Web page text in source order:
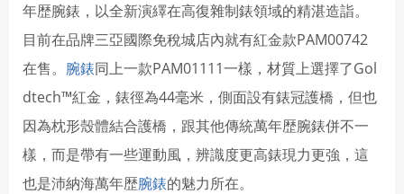
年歴腕錶，以全新演繹在高復雜制錶領域的精湛造詣。
目前在品牌三亞國際免稅城店內就有紅金款PAM00742
在售。 腕錶同上一款PAM01111一樣，材質上選擇了Gol
dtech™紅金，錶徑為44毫米，側面設有錶冠護橋，但也
因為枕形殼體結合護橋，跟其他傳統萬年歴腕錶併不一
樣，而是帶有一些運動風，辨識度更高錶現力更強，這
也是沛納海萬年歴腕錶的魅力所在。